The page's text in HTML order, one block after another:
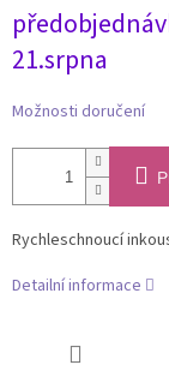
cena:
21.srpna
Možnosti doručení
Rychleschnoucí
Detailní informace